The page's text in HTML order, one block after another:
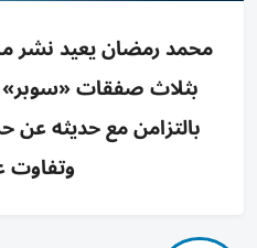
محمد رمضان يعيد نشر
بثلاث صفقات «سوبر»
بالتزامن مع حديثه